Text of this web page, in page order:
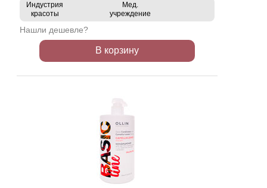
Индустрия
красоты
Мед.
учреждение
Нашли дешевле?
В корзину